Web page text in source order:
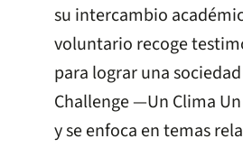
su intercambio
voluntario recoge
para lograr una
Challenge —Un Clima
y se enfoca en temas